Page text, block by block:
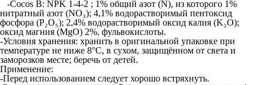
-Cocos B: NPK 1-4-2 ; 1% общий азот (N), из которого 1%
нитратный азот (NO₃); 4,1% водорастворимый пентоксид
фосфора (P₂O₅); 2,4% водорастворимый оксид калия (K₂O);
оксид магния (MgO) 2%, фульвокислоты.​
-Условия хранения: хранить в оригинальной упаковке при
температуре не ниже 8°C, в сухом, защищённом от света и
заморозков месте; беречь от детей.​
Применение:
-Перед использованием следует хорошо встряхнуть.